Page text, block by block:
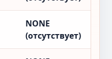
NONE
(отсутствует)